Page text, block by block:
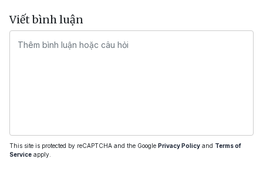
Viết bình luận
This site is protected by reCAPTCHA and the Google Privacy Policy and Terms of
Service apply.